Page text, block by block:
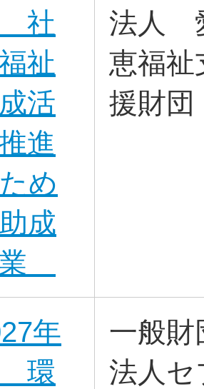
社
祉
活
進
め
成
法人
恵福祉
援財団
年
環
一般財
法人セ